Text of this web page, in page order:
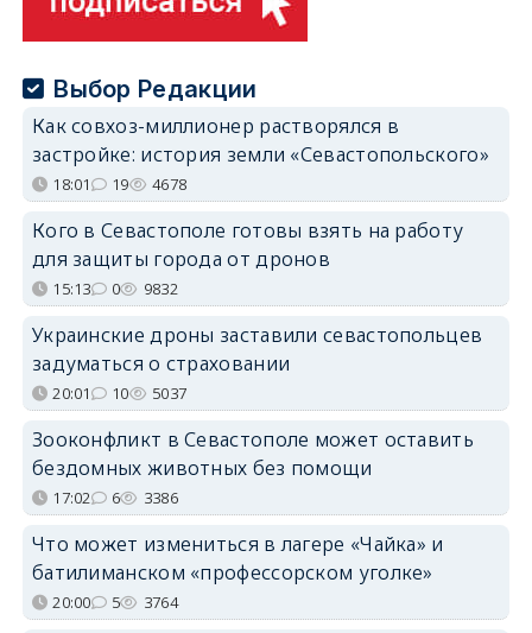
Выбор Редакции
Как совхоз-миллионер растворялся в
застройке: история земли «Севастопольского»
18:01 19 4678
Кого в Севастополе готовы взять на работу
для защиты города от дронов
15:13 0 9832
Украинские дроны заставили севастопольцев
задуматься о страховании
20:01 10 5037
Зооконфликт в Севастополе может оставить
бездомных животных без помощи
17:02 6 3386
Что может измениться в лагере «Чайка» и
батилиманском «профессорском уголке»
20:00 5 3764